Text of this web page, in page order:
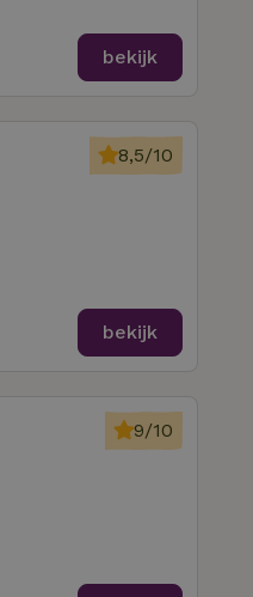
bekijk
8,5/10
bekijk
9/10